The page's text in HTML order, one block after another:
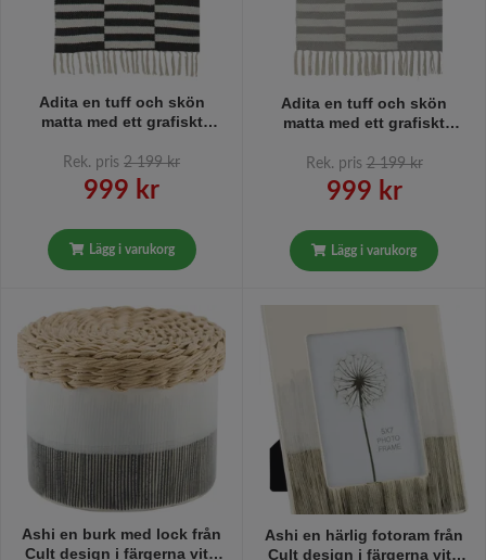
Adita en tuff och skön
matta med ett grafiskt
Svanefors i mått 160 x 220
cm.
Rek. pris 2 199 kr
999 kr
Lägg i varukorg
Adita en tuff och skön
matta med ett grafiskt
Svanefors i mått 160 x 220
cm.
Rek. pris 2 199 kr
999 kr
Lägg i varukorg
Ashi en burk med lock från
Cult design i färgerna vitt,
Ashi en härlig fotoram från
Cult design i färgerna vitt,